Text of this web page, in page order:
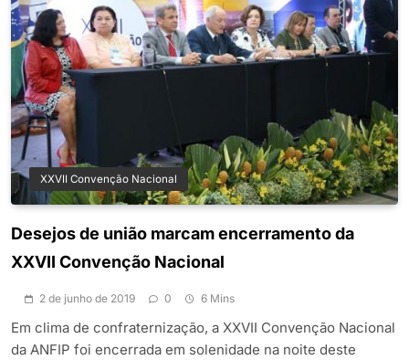
XXVII Convenção Nacional
Desejos de união marcam encerramento da
XXVII Convenção Nacional
2 de junho de 2019 0 6 Mins
Em clima de confraternização, a XXVII Convenção Nacional
da ANFIP foi encerrada em solenidade na noite deste